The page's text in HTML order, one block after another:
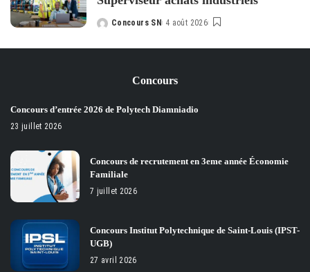
Posted
Concours SN 4 août 2026
Concours
Concours d’entrée 2026 de Polytech Diamniadio
23 juillet 2026
Concours de recrutement en 3eme année Économie
Familiale
7 juillet 2026
Concours Institut Polytechnique de Saint-Louis (IPST-
UGB)
27 avril 2026